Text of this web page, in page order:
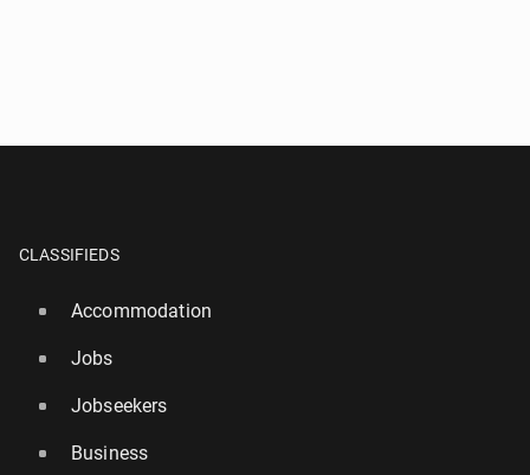
CLASSIFIEDS
Accommodation
Jobs
Jobseekers
Business